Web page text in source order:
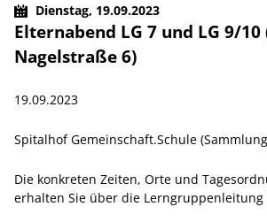
Dienstag, 19.09.2023
Elternabend LG 7 und LG 9/
Nagelstraße 6)
19.09.2023
Spitalhof Gemeinschaft.Schule
Die konkreten Zeiten, Orte und
erhalten Sie über die Lerngruppenleitung